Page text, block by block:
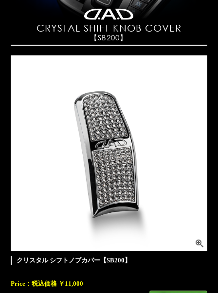
CRYSTAL SHIFT KNOB COVER
【SB200】
クリスタル シフトノブカバー【SB200】
Price：税込価格 ￥11,000